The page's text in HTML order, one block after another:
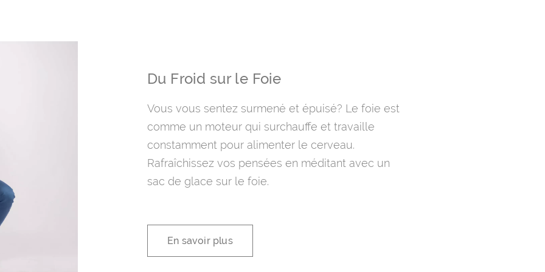
Du Froid sur le Foie
Vous vous sentez surmené et épuisé? Le foie est
comme un moteur qui surchauffe et travaille
constamment pour alimenter le cerveau.
Rafraîchissez vos pensées en méditant avec un
sac de glace sur le foie.
En savoir plus